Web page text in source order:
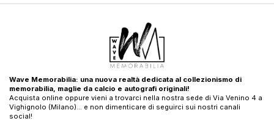
Wave Memorabilia: una nuova realtà dedicata al collezionismo di
memorabilia, maglie da calcio e autografi originali!
Acquista online oppure vieni a trovarci nella nostra sede di Via Venino 4 a
Vighignolo (Milano)… e non dimenticare di seguirci sui nostri canali
social!